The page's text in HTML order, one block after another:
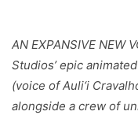
AN EXPANSIVE NEW
Studios’ epic
(voice of Auli‘i
alongside a crew of